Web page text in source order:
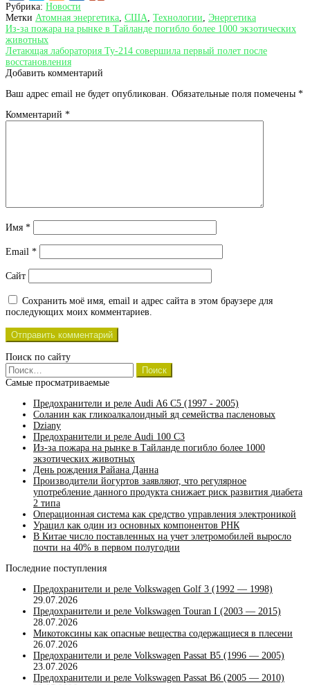
Рубрика: Новости
Метки Атомная энергетика США Технологии Энергетика
Навигация
по
записям
Предыдущая
запись:
Из-за пожара на рынке в Тайланде погибло более 1000 экзотических
животных
Следующая
запись:
Летающая лаборатория Ту-214 совершила первый полет после
восстановления
Добавить комментарий
Ваш адрес email не будет опубликован. Обязательные поля помечены *
Комментарий *
Имя *
Email *
Сайт
Сохранить моё имя, email и адрес сайта в этом браузере для
последующих моих комментариев.
Поиск по сайту
Найти:
Самые просматриваемые
Предохранители и реле Audi A6 C5 (1997 - 2005)
Соланин как гликоалкалоидный яд семейства пасленовых
Dziany
Предохранители и реле Audi 100 C3
Из-за пожара на рынке в Тайланде погибло более 1000
экзотических животных
День рождения Райана Данна
Производители йогуртов заявляют, что регулярное
употребление данного продукта снижает риск развития диабета
2 типа
Операционная система как средство управления электроникой
Урацил как один из основных компонентов РНК
В Китае число поставленных на учет элетромобилей выросло
почти на 40% в первом полугодии
Последние поступления
Предохранители и реле Volkswagen Golf 3 (1992 — 1998)
29.07.2026
Предохранители и реле Volkswagen Touran I (2003 — 2015)
28.07.2026
Микотоксины как опасные вещества содержащиеся в плесени
26.07.2026
Предохранители и реле Volkswagen Passat B5 (1996 — 2005)
23.07.2026
Предохранители и реле Volkswagen Passat B6 (2005 — 2010)